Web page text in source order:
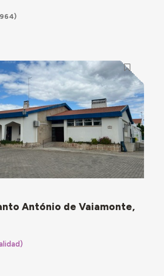
António de Vaiamonte,